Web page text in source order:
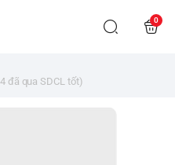
0
đã qua SDCL tốt)